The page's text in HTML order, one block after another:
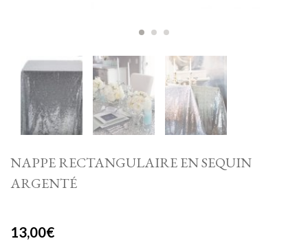
NAPPE RECTANGULAIRE EN SEQUIN
ARGENTÉ
13,00€